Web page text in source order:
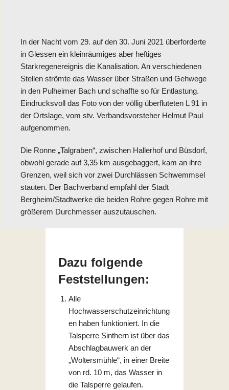
In der Nacht vom 29. auf den 30. Juni 2021 überforderte
in Glessen ein kleinräumiges aber heftiges
Starkregenereignis die Kanalisation. An verschiedenen
Stellen strömte das Wasser über Straßen und Gehwege
in den Pulheimer Bach und schaffte so für Entlastung.
Eindrucksvoll das Foto von der völlig überfluteten L 91 in
der Ortslage, vom stv. Verbandsvorsteher Helmut Paul
aufgenommen.
Die Ronne „Talgraben“, zwischen Hallerhof und Büsdorf,
obwohl gerade auf 3,35 km ausgebaggert, kam an ihre
Grenzen, weil sich vor zwei Durchlässen Schwemmsel
stauten. Der Bachverband empfahl der Stadt
Bergheim/Stadtwerke die beiden Rohre gegen Rohre mit
größerem Durchmesser auszutauschen.
Dazu folgende
Feststellungen:
Alle
Hochwasserschutzeinrichtung
en haben funktioniert. In die
Talsperre Sinthern ist über das
Abschlagbauwerk an der
„Woltersmühle“, in einer Breite
von rd. 10 m, das Wasser in
die Talsperre gelaufen.